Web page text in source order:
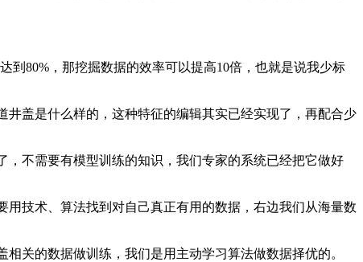
80%，那挖掘数据的效率可以提高10倍，也就是说我少标
盖是什么样的，这种特征的编辑其实已经实现了，再配合少
不需要有模型训练的知识，我们专家的系统已经把它做好
技术、算法找到对自己真正有用的数据，右边我们从海量数
关的数据做训练，我们是用主动学习算法做数据择优的。